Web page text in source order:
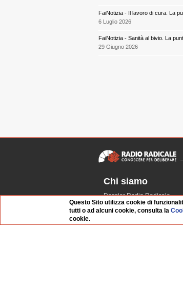
FaiNotizia - Il lavoro di cura. La
6 Luglio 2026
FaiNotizia - Sanità al bivio. La
29 Giugno 2026
Chi siamo
Dossier Radio Radicale
Questo sito
Questo Sito utilizza cookie di
tutti o ad alcuni cookie, consulta la
cookie.